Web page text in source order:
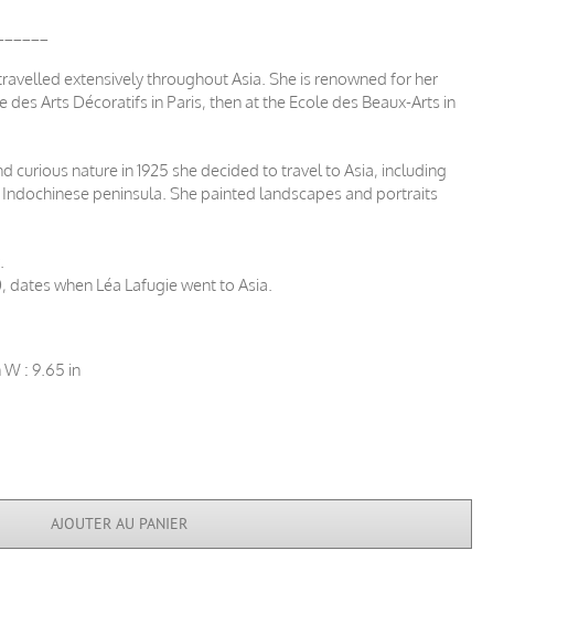
extensively throughout Asia. She is renowned for her
Arts Décoratifs in Paris, then at the Ecole des Beaux-Arts in
curious nature in 1925 she decided to travel to Asia, including
Indochinese peninsula. She painted landscapes and portraits
dates when Léa Lafugie went to Asia.
W : 9.65 in
AJOUTER AU PANIER